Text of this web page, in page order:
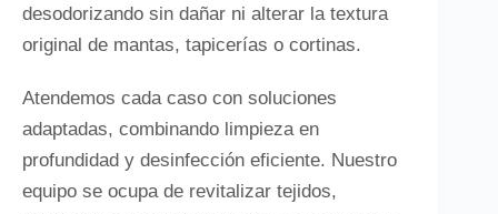
desodorizando sin dañar ni alterar la textura
original de mantas, tapicerías o cortinas.
Atendemos cada caso con soluciones
adaptadas, combinando limpieza en
profundidad y desinfección eficiente. Nuestro
equipo se ocupa de revitalizar tejidos,